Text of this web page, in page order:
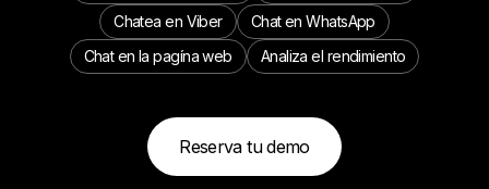
Chatea en Viber
Chat en WhatsApp
Chat en la pagína web
Analiza el rendimiento
Reserva tu demo